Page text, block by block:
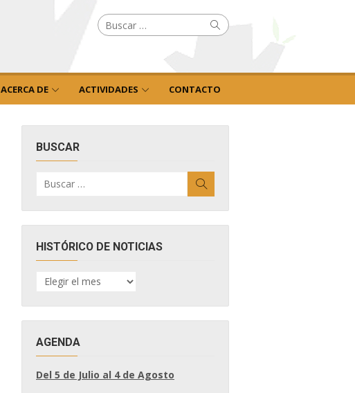
Buscar
por: Buscar
ACERCA DE ACTIVIDADES CONTACTO
BUSCAR
por:
HISTÓRICO DE NOTICIAS
HISTÓRICO
DE
AGENDA
Del 5 de Julio al 4 de Agosto